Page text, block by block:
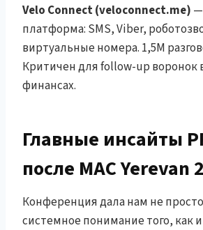
Velo Connect (veloconnect.me) —
платформа: SMS, Viber,
виртуальные номера. 1,5M
Критичен для follow-up воронок
финансах.
Главные инсайты
после MAC Yerevan
Конференция дала нам не
системное понимание того, как